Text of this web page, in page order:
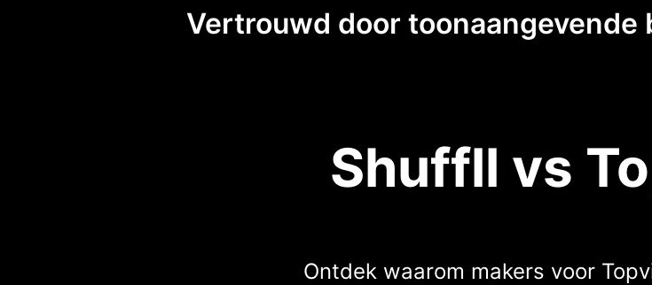
Vertrouwd door toonaangevende
Shuffll vs
Ontdek waarom makers voor